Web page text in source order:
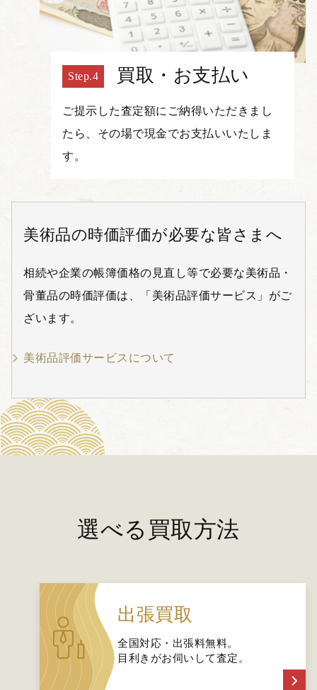
買取・お支払い
ご提示した査定額にご納得いただきまし
たら、その場で現金でお支払いいたしま
す。
美術品の時価評価が必要な皆さまへ
相続や企業の帳簿価格の見直し等で必要な美術品・
骨董品の時価評価は、「美術品評価サービス」がご
ざいます。
美術品評価サービスについて
選べる買取方法
出張買取
全国対応・出張料無料。
目利きがお伺いして査定。